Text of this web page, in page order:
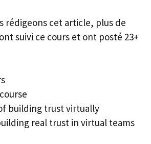
rédigeons cet article, plus de
suivi ce cours et ont posté 23+
building trust virtually
real trust in virtual teams